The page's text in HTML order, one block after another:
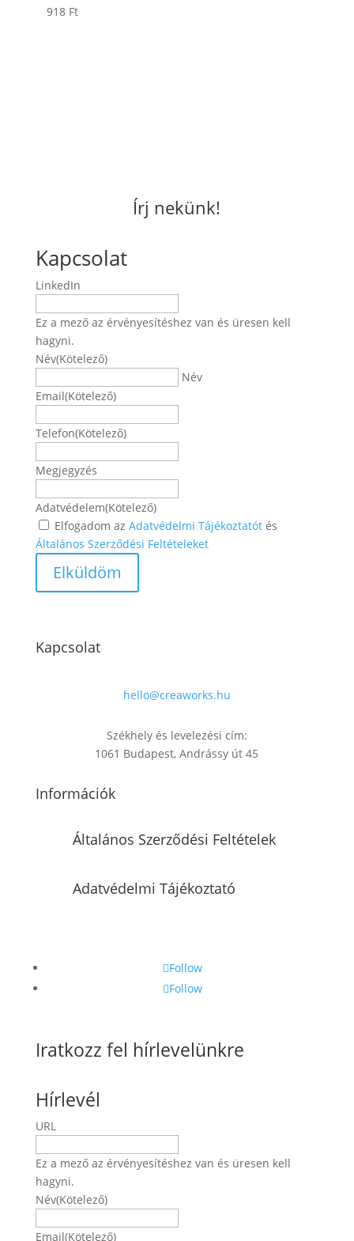
918 Ft
Írj nekünk!
Kapcsolat
LinkedIn
Ez a mező az érvényesítéshez van és üresen kell
hagyni.
Név(Kötelező)
Név
Email(Kötelező)
Telefon(Kötelező)
Megjegyzés
Adatvédelem(Kötelező)
Elfogadom az Adatvédelmi Tájékoztatótés
Általános Szerződési Feltételeket
Kapcsolat
hello@creaworks.hu
Székhely és levelezési cím:
1061 Budapest, Andrássy út 45
Információk
Általános Szerződési Feltételek
Adatvédelmi Tájékoztató
Follow
Follow
Iratkozz fel hírlevelünkre
Hírlevél
URL
Ez a mező az érvényesítéshez van és üresen kell
hagyni.
Név(Kötelező)
Email(Kötelező)